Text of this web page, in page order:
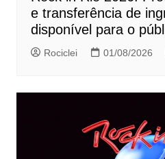
e transferência de
disponível para o
Rociclei 01/08/2026